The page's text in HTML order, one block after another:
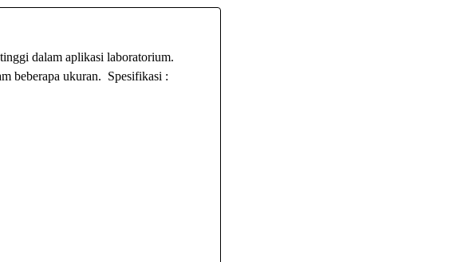
dalam aplikasi laboratorium.
beberapa ukuran. Spesifikasi :